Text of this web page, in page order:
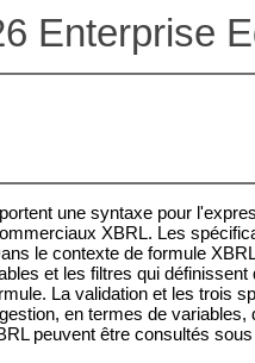
Enterprise
une syntaxe pour
XBRL. Les
le contexte de formule
et les filtres qui
La validation et les trois
en termes de
peuvent être consultés sous